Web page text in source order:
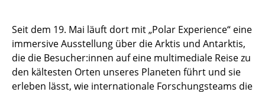
Seit dem 19. Mai läuft dort mit „Polar Experience“ eine
immersive Ausstellung über die Arktis und Antarktis,
die die Besucher:innen auf eine multimediale Reise zu
den kältesten Orten unseres Planeten führt und sie
erleben lässt, wie internationale Forschungsteams die